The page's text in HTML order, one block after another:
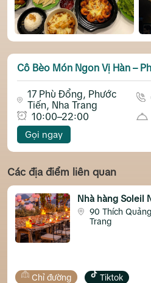
Cô Bèo Món Ngon Vị Hàn –
17 Phù Đổng, Phước
Tiến, Nha Trang
10:00–22:00
Gọi ngay
Các địa điểm liên quan
Nhà hàng Soleil Nha
90 Thích Quảng Đức,
Trang
đường Tiktok